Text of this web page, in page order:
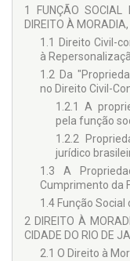
1 FUNÇÃO SOCIAL
DIREITO À
1.1 Direito Civil-
à
1.2 Da
no Direito Civil-
1.2.1 A
pela função
1.2.2
jurídico
1.3 A
Cumprimento da
1.4 Função Social
2 DIREITO À
CIDADE DO RIO DE
2.1 O Direito à